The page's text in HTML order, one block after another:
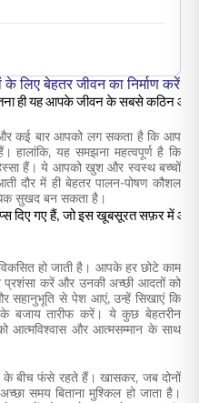
लिए बेहतर जीवन का निर्माण करें
ही यह आपके जीवन के सबसे कठिन और
कई बार आपको लग सकता है कि आप
यह समझना महत्वपूर्ण है कि
हैं। ये आपको खुश और स्वस्थ बच्चों
दौर में ही बेहतर पालन-पोषण कौशल
सुखद बन सकता है।
दिए गए हैं, जो इस खूबसूरत सफ़र में
हो जाती है। आपके हर छोटे काम
करें और उनकी अच्छी आदतों को
सहानुभूति से पेश आएं, उन्हें सिखाएं कि
बजाय तारीफ करें। ये कुछ बेहतरीन
आत्मविश्वास और आत्मसम्मान के साथ
बीच फंसे रहते हैं। खासकर, जब दोनों
समय बिताना मुश्किल हो जाता है।